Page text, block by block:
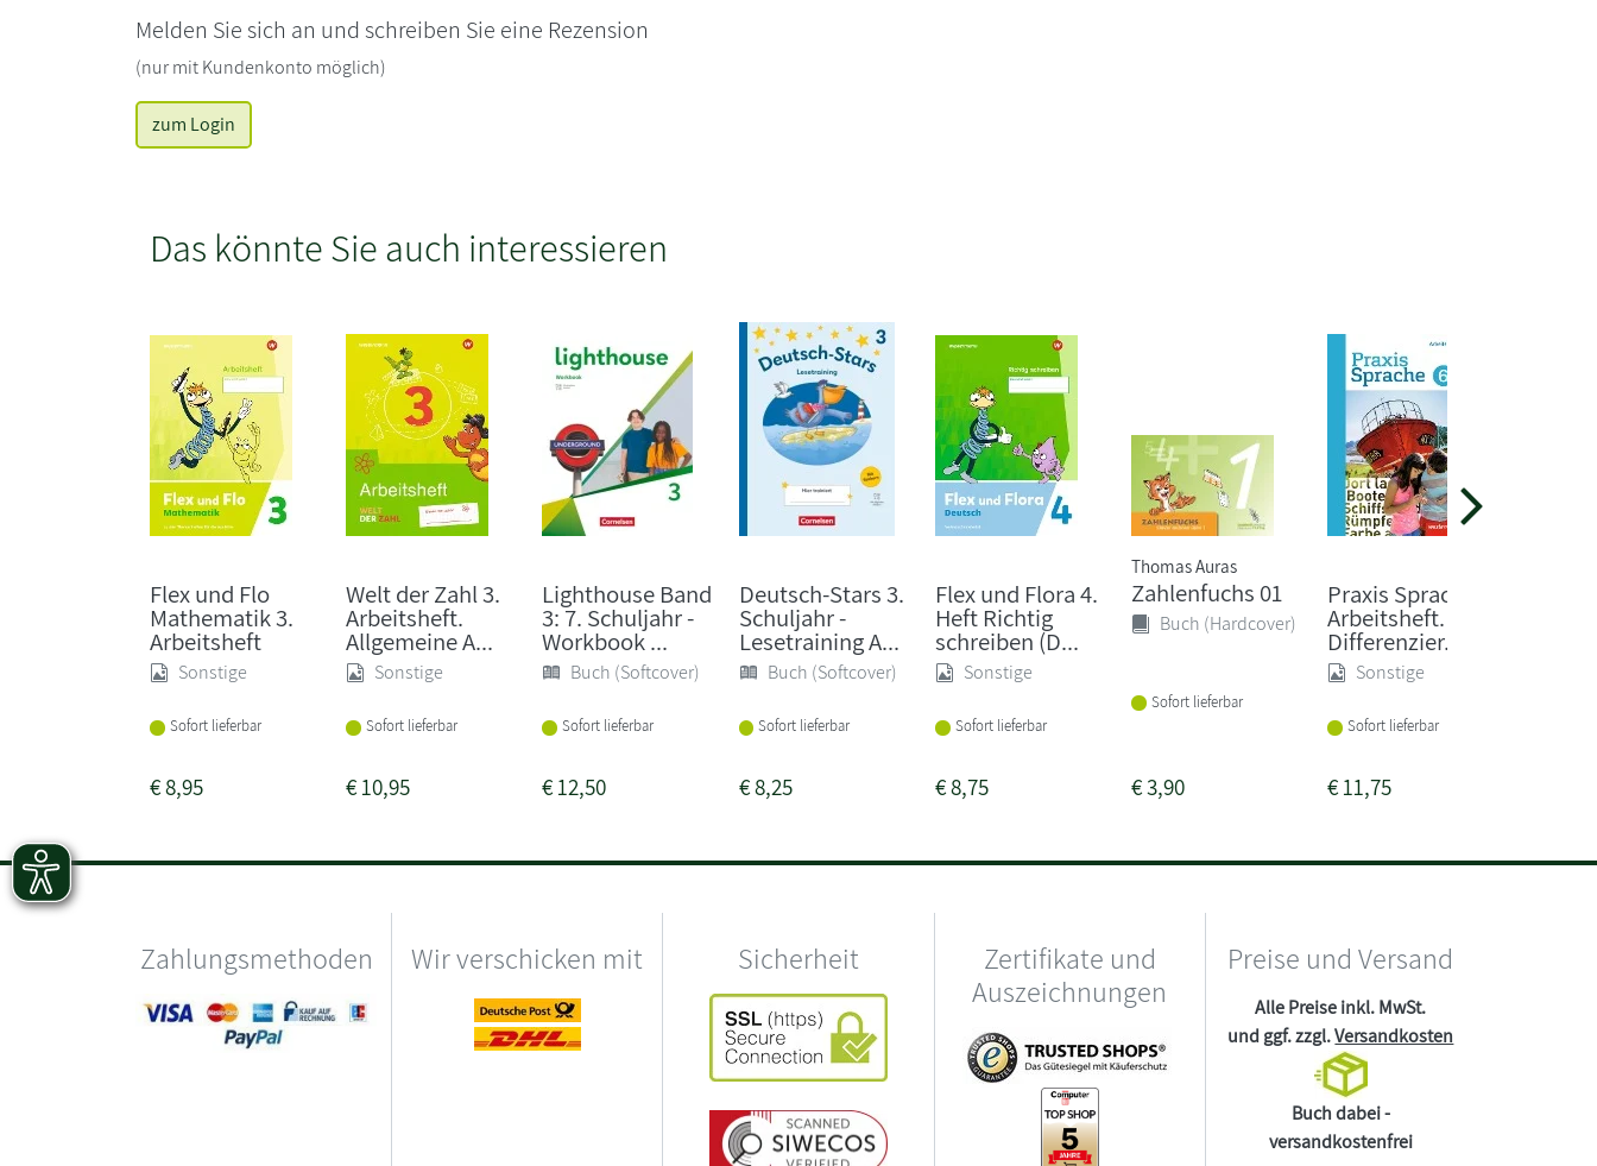
Melden Sie sich an und schreiben Sie eine Rezension
(nur mit Kundenkonto möglich)
zum Login
Das könnte Sie auch interessieren
Flex und Flo
Mathematik 3.
Arbeitsheft
Sonstige
Sofort lieferbar
€8,95
Welt der Zahl 3.
Arbeitsheft.
Allgemeine A...
Sonstige
Sofort lieferbar
€10,95
Lighthouse Band
3: 7. Schuljahr -
Workbook ...
Buch (Softcover)
Sofort lieferbar
€12,50
Deutsch-Stars 3.
Schuljahr -
Lesetraining A...
Buch (Softcover)
Sofort lieferbar
€8,25
Flex und Flora 4.
Heft Richtig
schreiben (D...
Sonstige
Sofort lieferbar
€8,75
Thomas Auras
Zahlenfuchs 01
Buch (Hardcover)
Sofort lieferbar
€3,90
Praxis Sprache 6.
Arbeitsheft.
Differenzier...
Sonstige
Sofort lieferbar
€11,75
Zahlungsmethoden Wir verschicken mit Sicherheit
Zertifikate und
Auszeichnungen
Preise und Versand
Alle Preise inkl. MwSt.
und ggf. zzgl.Versandkosten
Buch dabei -
versandkostenfrei